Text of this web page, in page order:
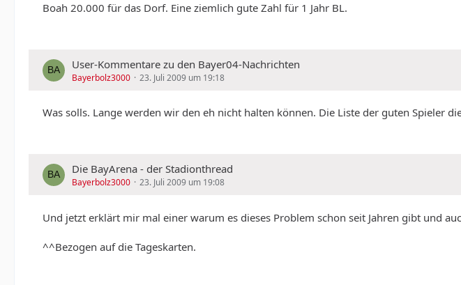
Boah 20.000 für das Dorf. Eine ziemlich gute Zahl für 1 Jahr BL.
User-Kommentare zu den Bayer04-Nachrichten
Bayerbolz3000 23. Juli 2009 um 19:18
Was solls. Lange werden wir den eh nicht halten können. Die Liste der guten Spieler
Die BayArena - der Stadionthread
Bayerbolz3000 23. Juli 2009 um 19:08
Und jetzt erklärt mir mal einer warum es dieses Problem schon seit Jahren gibt und
^^Bezogen auf die Tageskarten.